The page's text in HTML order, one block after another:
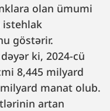
olan ümumi
istehlak
göstərir.
ki, 2024-cü
8,445 milyard
manat olub.
artan